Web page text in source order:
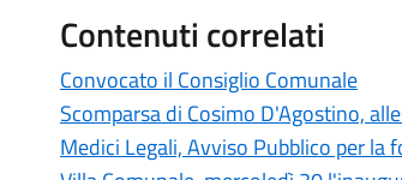
Contenuti correlati
Convocato il Consiglio Comunale
Scomparsa di Cosimo D'Agostino,
Medici Legali, Avviso Pubblico per